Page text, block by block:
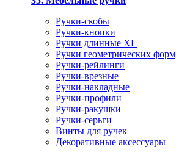
Ручки-скобы
Ручки-кнопки
Ручки длинные XL
Ручки геометрических форм
Ручки-рейлинги
Ручки-врезные
Ручки-накладные
Ручки-профили
Ручки-ракушки
Ручки-серьги
Винты для ручек
Декоративные аксессуары